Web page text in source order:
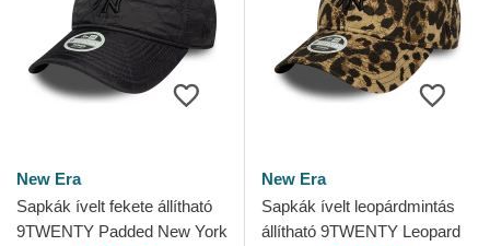
New Era
Sapkák ívelt fekete állítható
9TWENTY Padded New York
New Era
Sapkák ívelt leopárdmintás
állítható 9TWENTY Leopard